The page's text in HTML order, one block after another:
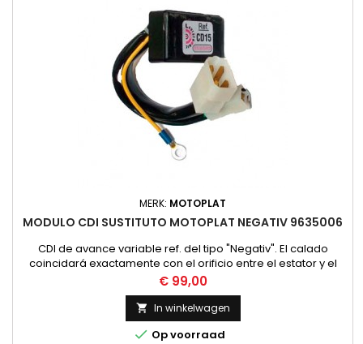
MERK: MOTOPLAT
MODULO CDI SUSTITUTO MOTOPLAT NEGATIV 9635006
CDI de avance variable ref. del tipo "Negativ". El calado
coincidará exactamente con el orificio entre el estator y el
rotor, con la misma curva de avance, para un motor que gire
en sentido contrario al indicado en el rotor. A falta de
material, muy útil cuando no encontramos el rotor del mismo
sentido de giro del motor, permitiendo montar rotor con...
Prijs
€ 99,00
 In winkelwagen
 Op voorraad